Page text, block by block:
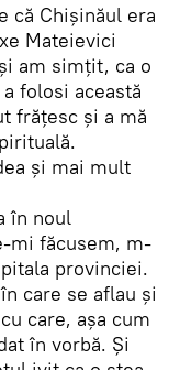
că Chişinăul era
Mateievici
am simţit, ca o
folosi această
frăţesc şi a mă
şi mai mult
în noul
mi făcusem, m-
provinciei.
care se aflau şi
care, aşa cum
în vorbă. Şi